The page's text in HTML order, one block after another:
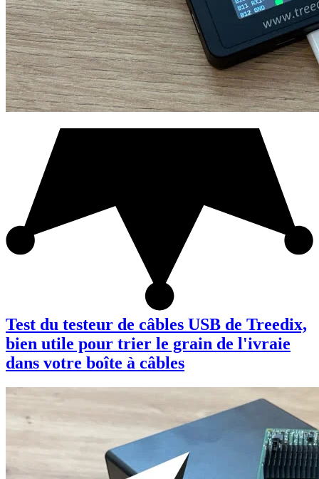
Test du testeur de câbles USB de Treedix,
bien utile pour trier le grain de l'ivraie
dans votre boîte à câbles